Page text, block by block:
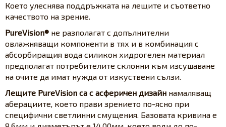
Което улеснява поддръжката на лещите и съответно
качеството на зрение.
PureVision® не разполагат с допълнителни
овлажняващи компоненти в тях и в комбинация с
абсорбиращия вода силикон хидрогелен материал
предполагат потребителите склонни към изсушаване
на очите да имат нужда от изкуствени сълзи.
Лещите PureVision са с асферичен дизайн намаляващ
аберациите, което прави зрението по-ясно при
специфични светлинни смущения. Базовата кривина е